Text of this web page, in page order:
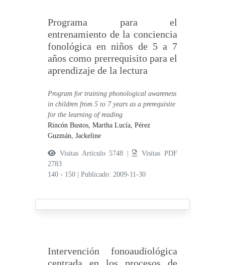
Programa para el
entrenamiento de la conciencia
fonológica en niños de 5 a 7
años como prerrequisito para el
aprendizaje de la lectura
Program for training phonological awareness
in children from 5 to 7 years as a prerequisite
for the learning of reading
Rincón Bustos, Martha Lucía,Pérez
Guzmán, Jackeline
Visitas Artículo 5748 |
Visitas PDF
2783
140 - 150
|Publicado: 2009-11-30
Intervención fonoaudiológica